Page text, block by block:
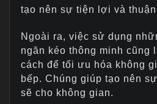
tạo nên sự tiện lợi và
Ngoài ra, việc sử dụng
ngăn kéo thông minh cũng
cách để tối ưu hóa không
bếp. Chúng giúp tạo nên
sẽ cho không gian.